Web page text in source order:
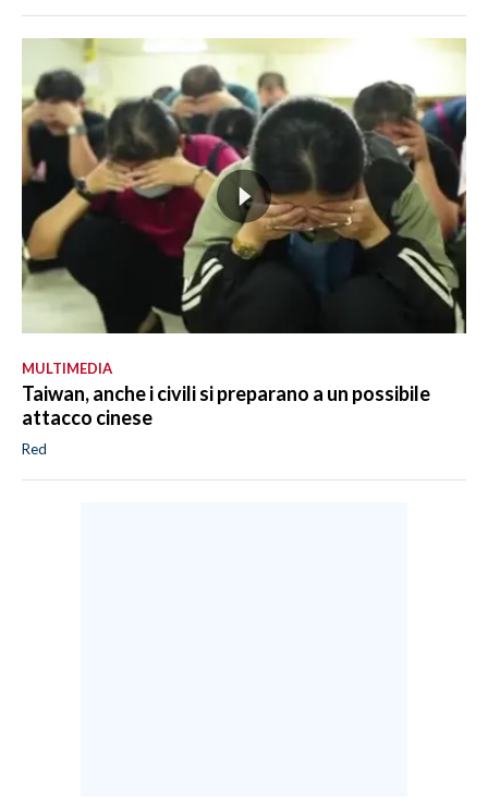
MULTIMEDIA
Taiwan, anche i civili si preparano a un possibile
attacco cinese
Red